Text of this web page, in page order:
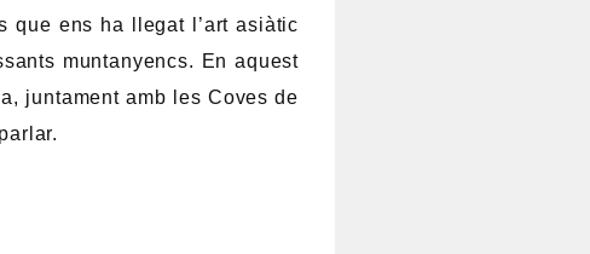
que ens ha llegat l’art asiàtic
muntanyencs. En aquest
juntament amb les Coves de